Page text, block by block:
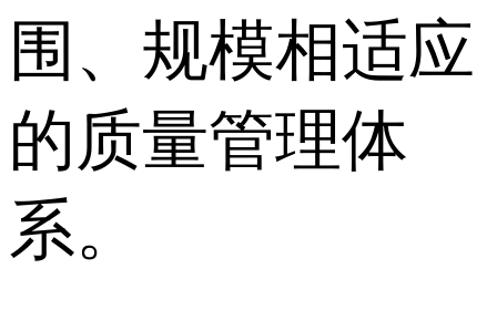
围、规模相适应
的质量管理体
系。